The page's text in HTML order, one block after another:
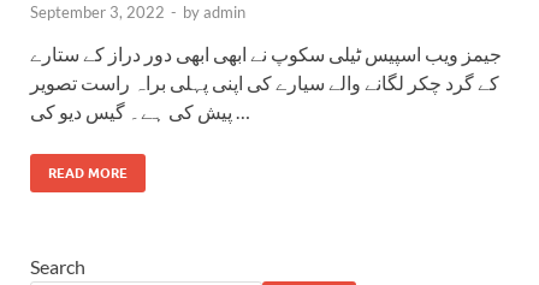
September 3, 2022 - byadmin
جیمز ویب اسپیس ٹیلی سکوپ نے ابھی ابھی دور دراز کے ستارے
کے گرد چکر لگانے والے سیارے کی اپنی پہلی براہ راست تصویر
READ MORE
Search